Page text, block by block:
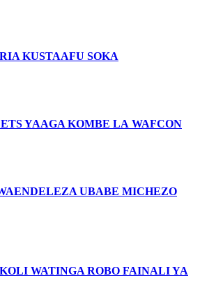
KUSTAAFU SOKA
YAAGA KOMBE LA WAFCON
UBABE MICHEZO
WATINGA ROBO FAINALI YA